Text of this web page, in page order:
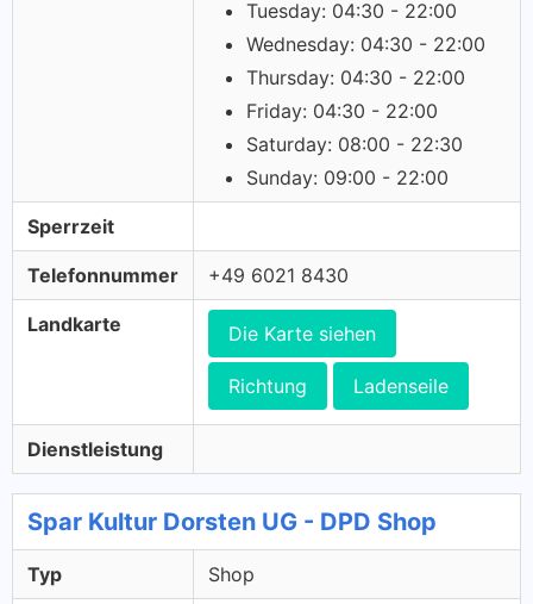
Tuesday: 04:30 - 22:00
Wednesday: 04:30 - 22:00
Thursday: 04:30 - 22:00
Friday: 04:30 - 22:00
Saturday: 08:00 - 22:30
Sunday: 09:00 - 22:00
Sperrzeit
Telefonnummer +49 6021 8430
Landkarte Die Karte siehen
Richtung Ladenseile
Dienstleistung
Spar Kultur Dorsten UG - DPD Shop
Typ Shop